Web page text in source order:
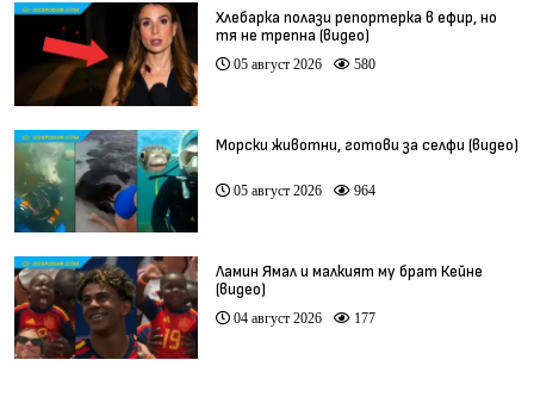
Хлебарка полази репортерка в ефир, но
тя не трепна (видео)
05 август 2026 580
Морски животни, готови за селфи (видео)
05 август 2026 964
Ламин Ямал и малкият му брат Кейне
(видео)
04 август 2026 177